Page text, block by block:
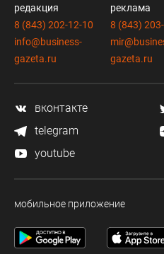
редакция
8 (843) 202-12-10
info@business-
gazeta.ru
реклама
8 (843)
gazeta.ru
вконтакте
telegram
youtube
мобильное приложение